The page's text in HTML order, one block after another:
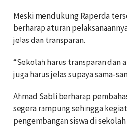
Meski mendukung Raperda
berharap aturan
jelas dan transparan.
“Sekolah harus transparan dan
juga harus jelas supaya sama-
Ahmad Sabli berharap
segera rampung sehingga
pengembangan siswa di